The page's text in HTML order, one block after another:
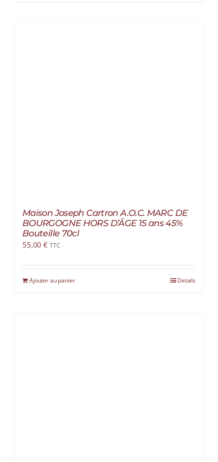
Maison Joseph Cartron A.O.C. MARC DE
BOURGOGNE HORS D’ÂGE 15 ans 45%
Bouteille 70cl
55,00€ TTC
Ajouter au panier Details